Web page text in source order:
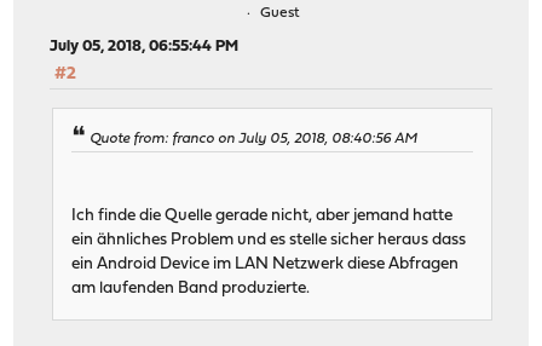
Guest
July 05, 2018, 06:55:44 PM
#2
Quote from: franco on July 05, 2018, 08:40:56 AM
Ich finde die Quelle gerade nicht, aber jemand hatte
ein ähnliches Problem und es stelle sicher heraus dass
ein Android Device im LAN Netzwerk diese Abfragen
am laufenden Band produzierte.